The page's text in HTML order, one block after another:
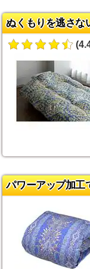
ぬくもりを逃さな
パワーアップ加工